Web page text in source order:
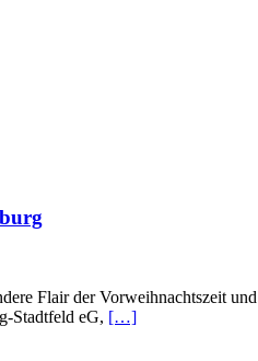
Flair der Vorweihnachtszeit
Stadtfeld eG, […]